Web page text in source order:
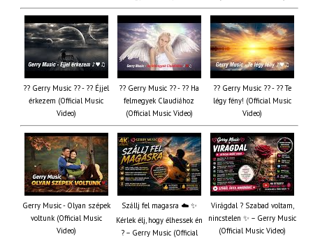
?? Gerry Music ?? - ?? Éjjel
érkezem (Official Music
Video)
?? Gerry Music ?? - ?? Ha
felmegyek Claudiához
(Official Music Video)
?? Gerry Music ?? - ?? Te
légy fény! (Official Music
Video)
Gerry Music - Olyan szépek
voltunk (Official Music
Video)
Szállj fel magasra ☁️ ✨
Kérlek élj, hogy élhessek én
? – Gerry Music (Official
Virágdal ? Szabad voltam,
nincstelen ✨ – Gerry Music
(Official Music Video)